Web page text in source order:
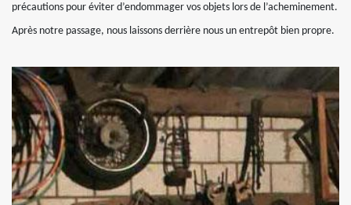
précautions pour éviter d’endommager vos objets lors de l’acheminement.
Après notre passage, nous laissons derrière nous un entrepôt bien propre.